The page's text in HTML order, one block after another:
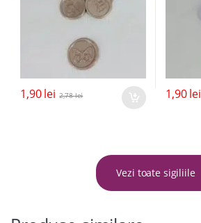
1,90lei 2,78lei 1,90lei
Vezi toate sigiliile